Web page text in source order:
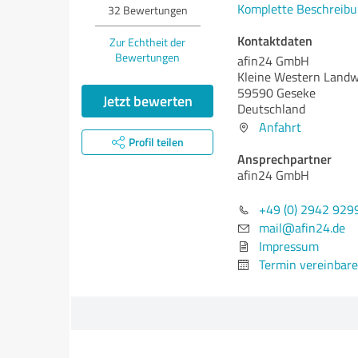
32 Bewertungen
Zur Echtheit der
Bewertungen
Jetzt bewerten
Profil teilen
Komplette
Kontaktdaten
afin24 GmbH
Kleine Western
59590 Geseke
Deutschland
Anfahrt
Ansprechpartner
afin24 GmbH
+49 (0) 2942
mail@afin24.de
Impressum
Termin